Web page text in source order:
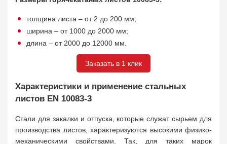
толщина листа – от 2 до 200 мм;
ширина – от 1000 до 2000 мм;
длина – от 2000 до 12000 мм.
Заказать в 1 клик
Характеристики и применение стальных
листов EN 10083-3
Стали для закалки и отпуска, которые служат сырьем для
производства листов, характеризуются высокими физико-
механическими свойствами. Так, для таких марок